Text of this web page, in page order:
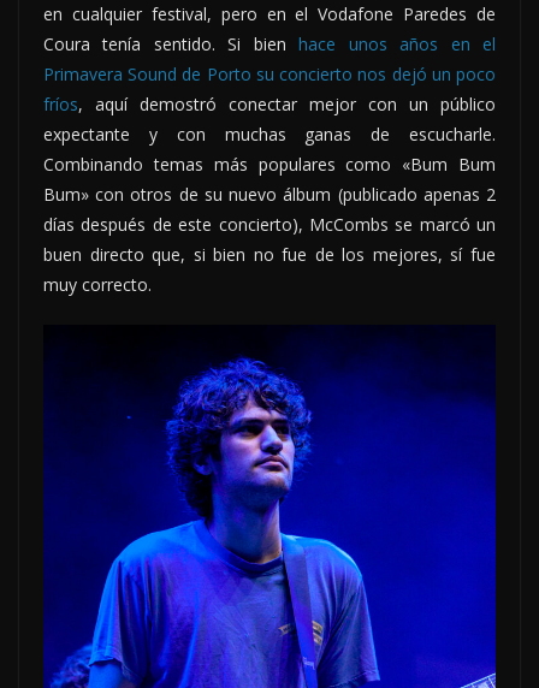
en cualquier festival, pero en el Vodafone Paredes de
Coura tenía sentido. Si bienhace unos años en el
Primavera Sound de Porto su concierto nos dejó un poco
fríos, aquí demostró conectar mejor con un público
expectante y con muchas ganas de escucharle.
Combinando temas más populares como «Bum Bum
Bum» con otros de su nuevo álbum (publicado apenas 2
días después de este concierto), McCombs se marcó un
buen directo que, si bien no fue de los mejores, sí fue
muy correcto.